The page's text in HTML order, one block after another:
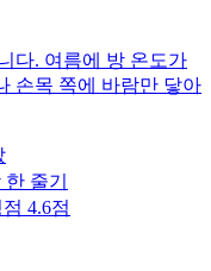
다. 여름에 방 온도가
손목 쪽에 바람만 닿아
줄기
4.6점